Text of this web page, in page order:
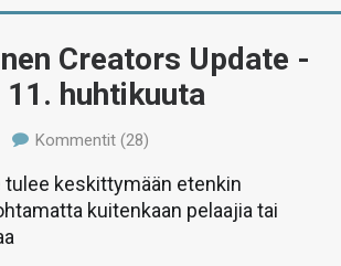
Creators Update -
huhtikuuta
Kommentit (28)
keskittymään etenkin
kuitenkaan pelaajia tai